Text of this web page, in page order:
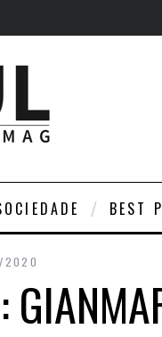
BEST
2020